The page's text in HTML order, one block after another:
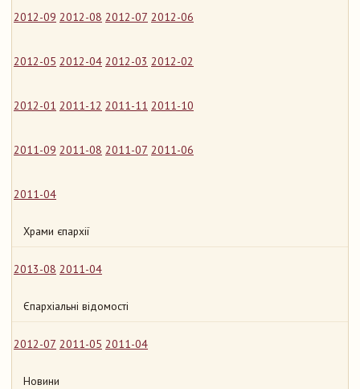
2012-09 2012-08 2012-07 2012-06
2012-05 2012-04 2012-03 2012-02
2012-01 2011-12 2011-11 2011-10
2011-09 2011-08 2011-07 2011-06
2011-04
Храми єпархії
2013-08 2011-04
Єпархіальні відомості
2012-07 2011-05 2011-04
Новини